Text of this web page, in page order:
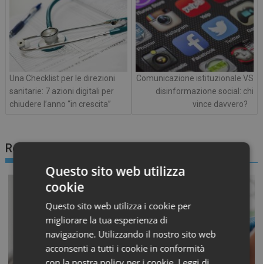
Una Checklist per le direzioni
sanitarie: 7 azioni digitali per
chiudere l’anno “in crescita”
Comunicazione istituzionale VS
disinformazione social: chi
vince davvero?
Related posts
Questo sito web utilizza
cookie
Questo sito web utilizza i cookie per
migliorare la tua esperienza di
navigazione. Utilizzando il nostro sito web
acconsenti a tutti i cookie in conformità